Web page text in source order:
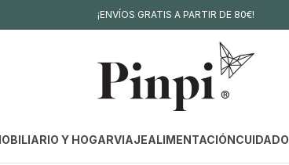
¡ENVÍOS GRATIS A PARTIR DE 80€!
Y HOGARVIAJEALIMENTACIÓNCUIDADO